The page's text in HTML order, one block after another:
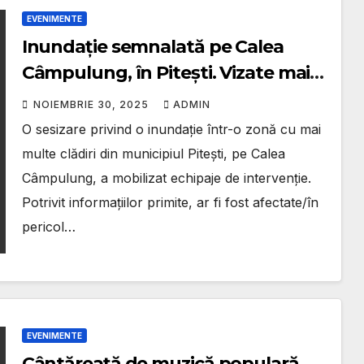
EVENIMENTE
Inundație semnalată pe Calea
Câmpulung, în Pitești. Vizate mai
multe instituții, inclusiv DSVSA și
noul sediu DNA
NOIEMBRIE 30, 2025 ADMIN
O sesizare privind o inundație într-o zonă cu mai
multe clădiri din municipiul Pitești, pe Calea
Câmpulung, a mobilizat echipaje de intervenție.
Potrivit informațiilor primite, ar fi fost afectate/în
pericol…
EVENIMENTE